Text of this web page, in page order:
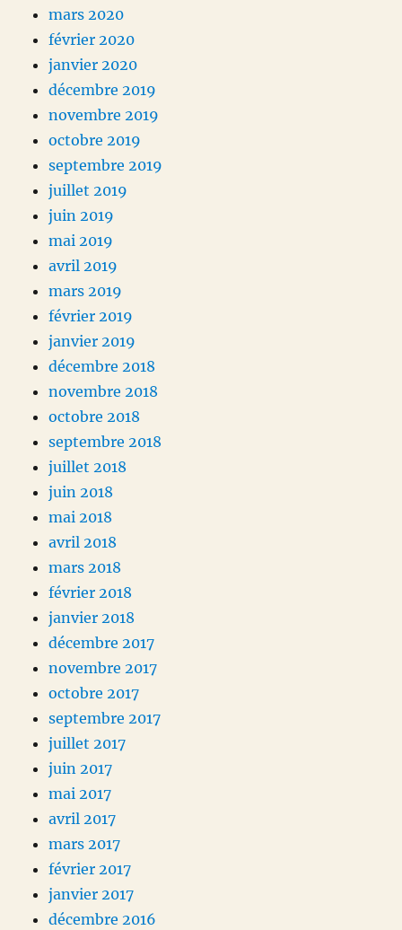
mars 2020
février 2020
janvier 2020
décembre 2019
novembre 2019
octobre 2019
septembre 2019
juillet 2019
juin 2019
mai 2019
avril 2019
mars 2019
février 2019
janvier 2019
décembre 2018
novembre 2018
octobre 2018
septembre 2018
juillet 2018
juin 2018
mai 2018
avril 2018
mars 2018
février 2018
janvier 2018
décembre 2017
novembre 2017
octobre 2017
septembre 2017
juillet 2017
juin 2017
mai 2017
avril 2017
mars 2017
février 2017
janvier 2017
décembre 2016